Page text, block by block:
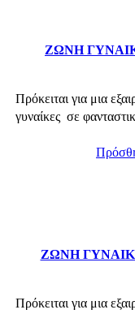
ΖΩΝΗ
Πρόκειται για μια
γυναίκες σε
ΖΩΝΗ
Πρόκειται για μια